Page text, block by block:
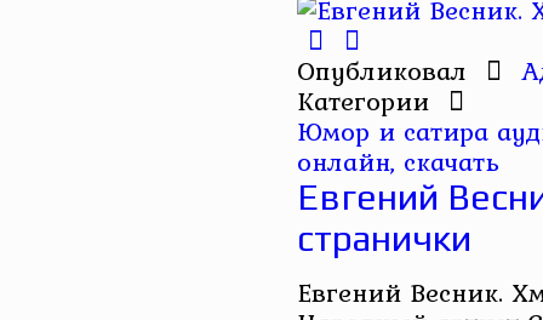
Опубликовал
Категории
Юмор и сатира
онлайн, скачать
Евгений
странички
Евгений Весник.